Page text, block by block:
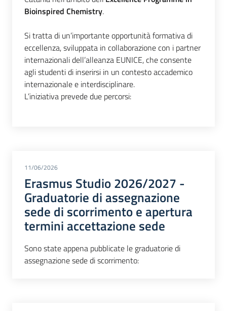
Bioinspired Chemistry.
Si tratta di un’importante opportunità formativa di
eccellenza, sviluppata in collaborazione con i partner
internazionali dell’alleanza EUNICE, che consente
agli studenti di inserirsi in un contesto accademico
internazionale e interdisciplinare.
L’iniziativa prevede due percorsi:
11/06/2026
Erasmus Studio 2026/2027 -
Graduatorie di assegnazione
sede di scorrimento e apertura
termini accettazione sede
Sono state appena pubblicate le graduatorie di
assegnazione sede di scorrimento: